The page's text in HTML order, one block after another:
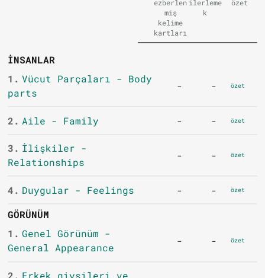
ezberlen
miş
kelime
kartları
ilerleme
k
özet
İNSANLAR
1. Vücut Parçaları - Body
parts
- - özet
2. Aile - Family - - özet
3. İlişkiler -
Relationships
- - özet
4. Duygular - Feelings - - özet
GÖRÜNÜM
1. Genel Görünüm -
General Appearance
- - özet
2. Erkek giysileri ve